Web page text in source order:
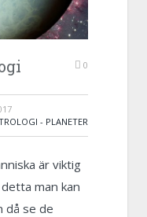
0
- PLANETER
är viktig
man kan
då se de